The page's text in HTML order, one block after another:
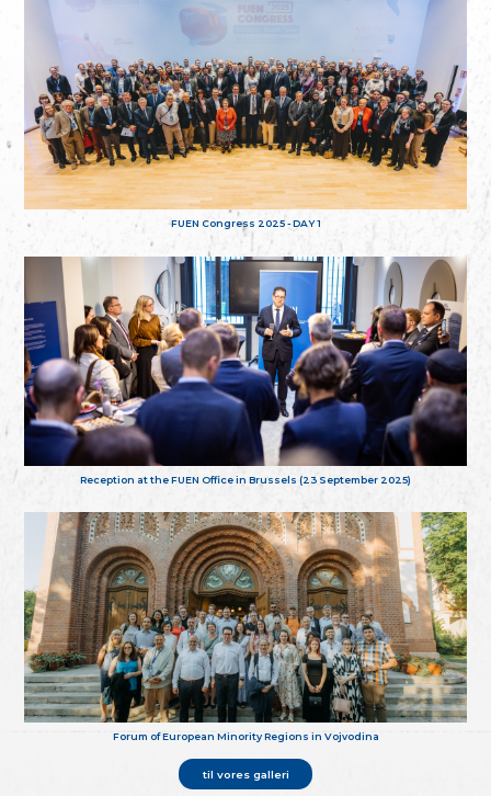
FUEN Congress 2025 - DAY 1
Reception at the FUEN Office in Brussels (23 September 2025)
Forum of European Minority Regions in Vojvodina
til vores galleri